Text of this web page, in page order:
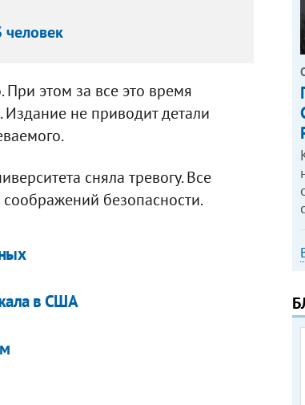
При этом за все это время
не приводит детали
сняла тревогу. Все
безопасности.
в США